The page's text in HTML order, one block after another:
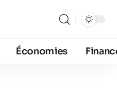
Économies